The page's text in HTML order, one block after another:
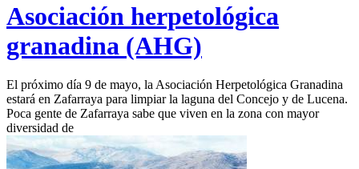
Asociación herpetológica
granadina (AHG)
El próximo día 9 de mayo, la Asociación Herpetológica Granadina
estará en Zafarraya para limpiar la laguna del Concejo y de Lucena.
Poca gente de Zafarraya sabe que viven en la zona con mayor
diversidad de